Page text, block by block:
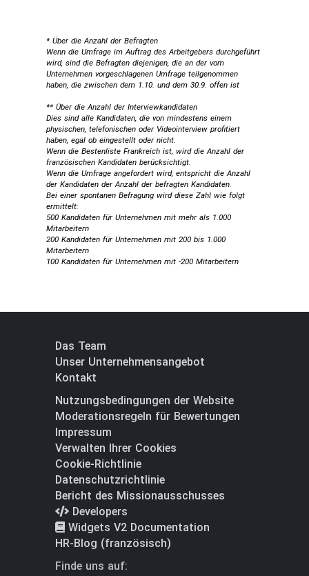
* Über die Anzahl der Befragten
Wenn die Umfrage im Auftrag des Arbeitgebers durchgeführt
wird, sind die Befragten diejenigen, die an der vom
Unternehmen vorgeschlagenen Umfrage teilgenommen
haben, die zwischen dem 1.10. und dem 30.9. offen ist
** Über die Anzahl der Interviewkandidaten
Dies sind alle Kandidaten, die von mindestens einem
physischen, telefonischen oder Videointerview profitiert
haben, egal ob eingestellt oder nicht.
Wenn die Bestenliste Frankreich ist, wird die Anzahl der
französischen Kandidaten berücksichtigt.
Wenn die Umfrage angefordert wird, entspricht die Anzahl
der Kandidaten der Anzahl der befragten Kandidaten.
Bei einer spontanen Befragung wird diese Zahl wie folgt
ermittelt:
500 Kandidaten für Unternehmen mit mehr als 1.000
Mitarbeitern
200 Kandidaten für Unternehmen mit 200 bis 1.000
Mitarbeitern
100 Kandidaten für Unternehmen mit -200 Mitarbeitern
Das Team
Unser Unternehmensangebot
Kontakt
Nutzungsbedingungen der Website
Moderationsregeln für Bewertungen
Impressum
Verwalten Ihrer Cookies
Cookie-Richtlinie
Datenschutzrichtlinie
Bericht des Missionausschusses
Developers
Widgets V2 Documentation
HR-Blog (französisch)
Finde uns auf: